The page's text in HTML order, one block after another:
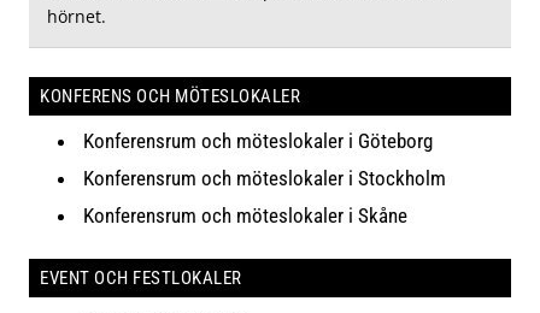
hörnet.
KONFERENS OCH MÖTESLOKALER
Konferensrum och möteslokaler i Göteborg
Konferensrum och möteslokaler i Stockholm
Konferensrum och möteslokaler i Skåne
EVENT OCH FESTLOKALER